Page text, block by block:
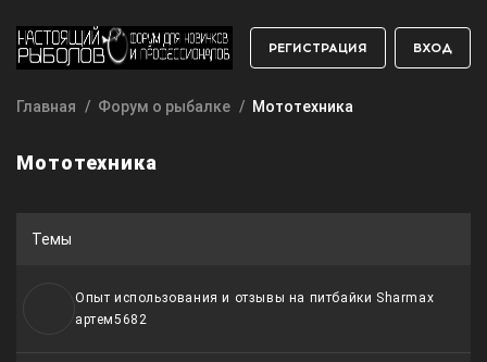
РЕГИСТРАЦИЯ ВХОД
Главная Форум о рыбалке Мототехника
Мототехника
Темы
Опыт использования и отзывы на питбайки Sharmax
артем5682